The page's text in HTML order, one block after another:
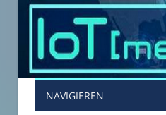
NAVIGIEREN